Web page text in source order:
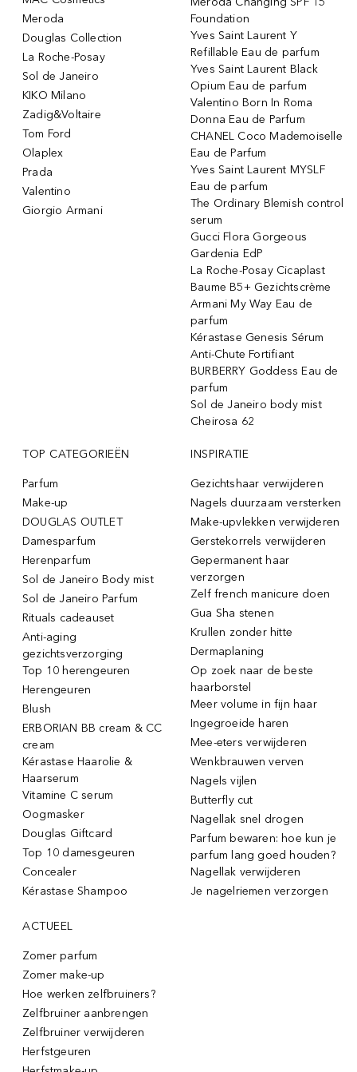
Meroda
Douglas Collection
La Roche-Posay
Sol de Janeiro
KIKO Milano
Zadig&Voltaire
Tom Ford
Olaplex
Prada
Valentino
Giorgio Armani
Foundation
Yves Saint Laurent Y
Refillable Eau de parfum
Yves Saint Laurent Black
Opium Eau de parfum
Valentino Born In Roma
Donna Eau de Parfum
CHANEL Coco Mademoiselle
Eau de Parfum
Yves Saint Laurent MYSLF
Eau de parfum
The Ordinary Blemish control
serum
Gucci Flora Gorgeous
Gardenia EdP
La Roche-Posay Cicaplast
Baume B5+ Gezichtscrème
Armani My Way Eau de
parfum
Kérastase Genesis Sérum
Anti-Chute Fortifiant
BURBERRY Goddess Eau de
parfum
Sol de Janeiro body mist
Cheirosa 62
TOP CATEGORIEËN
Parfum
Make-up
DOUGLAS OUTLET
Damesparfum
Herenparfum
Sol de Janeiro Body mist
Sol de Janeiro Parfum
Rituals cadeauset
Anti-aging
gezichtsverzorging
Top 10 herengeuren
Herengeuren
Blush
ERBORIAN BB cream & CC
cream
Kérastase Haarolie &
Haarserum
Vitamine C serum
Oogmasker
Douglas Giftcard
Top 10 damesgeuren
Concealer
Kérastase Shampoo
INSPIRATIE
Gezichtshaar verwijderen
Nagels duurzaam versterken
Make-upvlekken verwijderen
Gerstekorrels verwijderen
Gepermanent haar
verzorgen
Zelf french manicure doen
Gua Sha stenen
Krullen zonder hitte
Dermaplaning
Op zoek naar de beste
haarborstel
Meer volume in fijn haar
Ingegroeide haren
Mee-eters verwijderen
Wenkbrauwen verven
Nagels vijlen
Butterfly cut
Nagellak snel drogen
Parfum bewaren: hoe kun je
parfum lang goed houden?
Nagellak verwijderen
Je nagelriemen verzorgen
ACTUEEL
Zomer parfum
Zomer make-up
Hoe werken zelfbruiners?
Zelfbruiner aanbrengen
Zelfbruiner verwijderen
Herfstgeuren